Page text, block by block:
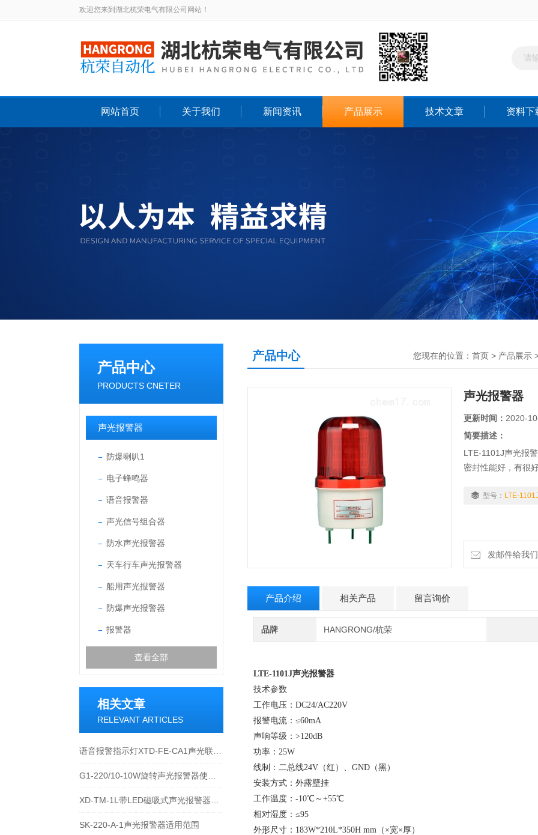
欢迎您来到湖北杭荣电气有限公司网站！
网站首页 关于我们 新闻资讯 产品展示 技术文章 资料下
产品中心
PRODUCTS CNETER
声光报警器
防爆喇叭1
电子蜂鸣器
语音报警器
声光信号组合器
防水声光报警器
天车行车声光报警器
船用声光报警器
防爆声光报警器
报警器
查看全部
相关文章
RELEVANT ARTICLES
SK-220-A-1声光报警器适用范围
产品中心 您现在的位置： 首页 > 产品展示
声光报警器
更新时间： 2020-
简要描述：
LTE-1101J声光报
密封性能好，有很
型号： LTE-
发邮件给我
产品介绍 相关产品 留言询价
品牌 HANGRONG/杭荣
LTE-1101J声光报警器
技术参数
工作电压：DC24/AC220V
报警电流：≤60mA
声响等级：>120dB
功率：25W
线制：二总线24V（红）、GND（黑）
安装方式：外露壁挂
工作温度：-10℃～+55℃
相对湿度：≤95
外形尺寸：183W*210L*350H mm（×宽×厚）